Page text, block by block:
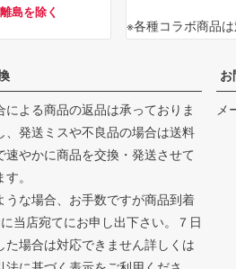
島を除く
※各種コラボ商品は
による商品の返品は承っておりま
、発送ミスや不良品の場合は送料
速やかに商品を交換・発送させて
。
うな場合、お手数ですが商品到着
当店宛てにお申し出下さい。７日
た場合は対応できません詳しくは
お
メ